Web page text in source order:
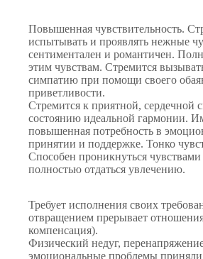
Повышенная чувствительность.
испытывать и проявлять нежные
сентиментален и романтичен.
этим чувствам. Стремится
симпатию при помощи своего
приветливости.
Стремится к приятной, сердечной
состоянию идеальной гармонии.
повышенная потребность в
принятии и поддержке. Тонко
Способен проникнуться чувствами
полностью отдаться увлечению.
Требует исполнения своих
отвращением прерывает
компенсация).
Физический недуг,
эмоциональные проблемы приняли